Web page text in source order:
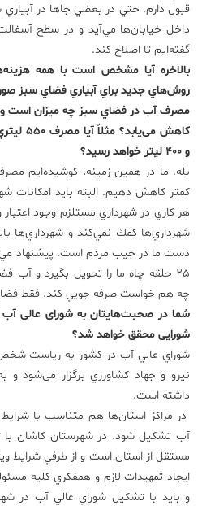
قبول دارم. حتي در بعضي جاها در
داخل خيابان‌ها مي‌آيد و در سطح
گفته‌ايم تا اصلاح كند.
بالاخره آيا مشخص است با همه
روش‌هاي جديد براي آبياري فضاي سبز
مصرف آب در فضاي سبز چه ميزان است و
و 400 ليتر خواهد رسيد؟
كمتر كاهش دهيم. البته بايد امکانات
هر كاري در شهرداري مستلزم وجود
شهرداري‌ها كمك نمي‌كند و شهرداري‌ها
دست ما در جيب مردم است. پيشنهاد
25 حلقه چاه ما را تحويل بگيرد و
چه هم خواست صرفه جويي كند. فقط
شما در صحبت‌هایتان به شورای عالی آب
شورایی محقق خواهد شد؟
شوراي عالي آب در كشور به رياست
نيرو و جهاد كشاورزي برگزار می‌شود و
داشته است.
در مراكز استان‌ها هم متناسب با
آب تشكيل شود. در شهرستان كاشان با
مستقل از استان است و از طرفي شرايط
ايجاد تمهيدات لازم و همفكري كليه
و باید با تشكيل شوراي عالي آب در